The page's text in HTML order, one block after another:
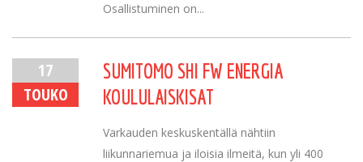
Osallistuminen on...
17
TOUKO
SUMITOMO SHI FW ENERGIA
KOULULAISKISAT
Varkauden keskuskentällä nähtiin
liikunnariemua ja iloisia ilmeitä, kun yli 400